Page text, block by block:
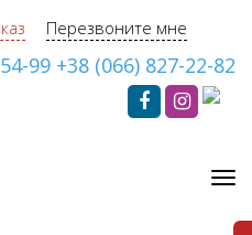
Перезвоните мне
99 +38 (066) 827-22-82